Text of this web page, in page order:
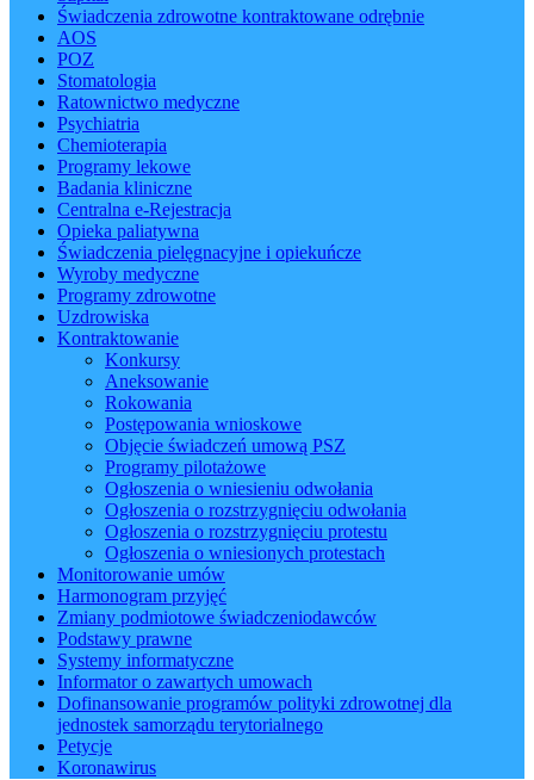
Świadczenia zdrowotne kontraktowane odrębnie
AOS
POZ
Stomatologia
Ratownictwo medyczne
Psychiatria
Chemioterapia
Programy lekowe
Badania kliniczne
Centralna e-Rejestracja
Opieka paliatywna
Świadczenia pielęgnacyjne i opiekuńcze
Wyroby medyczne
Programy zdrowotne
Uzdrowiska
Kontraktowanie
Konkursy
Aneksowanie
Rokowania
Postępowania wnioskowe
Objęcie świadczeń umową PSZ
Programy pilotażowe
Ogłoszenia o wniesieniu odwołania
Ogłoszenia o rozstrzygnięciu odwołania
Ogłoszenia o rozstrzygnięciu protestu
Ogłoszenia o wniesionych protestach
Monitorowanie umów
Harmonogram przyjęć
Zmiany podmiotowe świadczeniodawców
Podstawy prawne
Systemy informatyczne
Informator o zawartych umowach
Dofinansowanie programów polityki zdrowotnej dla
jednostek samorządu terytorialnego
Petycje
Koronawirus